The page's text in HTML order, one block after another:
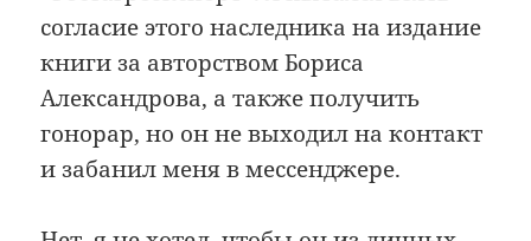
согласие этого наследника на издание
книги за авторством Бориса
Александрова, а также получить
гонорар, но он не выходил на контакт
и забанил меня в мессенджере.